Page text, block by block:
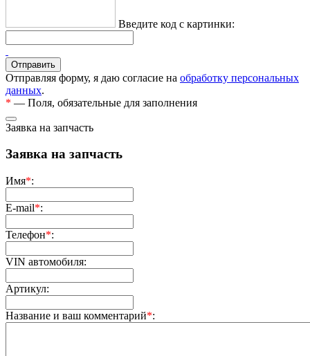
Введите код с картинки:
Отправляя форму, я даю согласие на обработку персональных
данных.
* — Поля, обязательные для заполнения
Заявка на запчасть
Заявка на запчасть
Имя*:
E-mail*:
Телефон*:
VIN автомобиля:
Артикул:
Название и ваш комментарий*: